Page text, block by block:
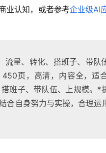
业认知，或者参考企业级AI
量、转化、搭班子、带队
页，高清，内容全，适
班子、带队伍、上规模。*
合自身努力与实操，合理运